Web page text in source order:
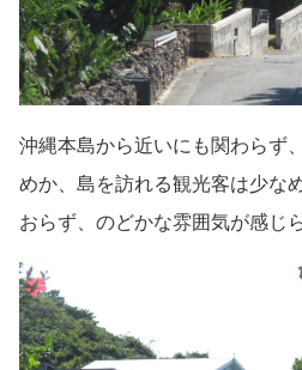
沖縄本島から近いにも関わらず
めか、島を訪れる観光客は少な
おらず、のどかな雰囲気が感じ